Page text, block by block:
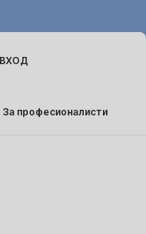
ВХОД
За професионалисти